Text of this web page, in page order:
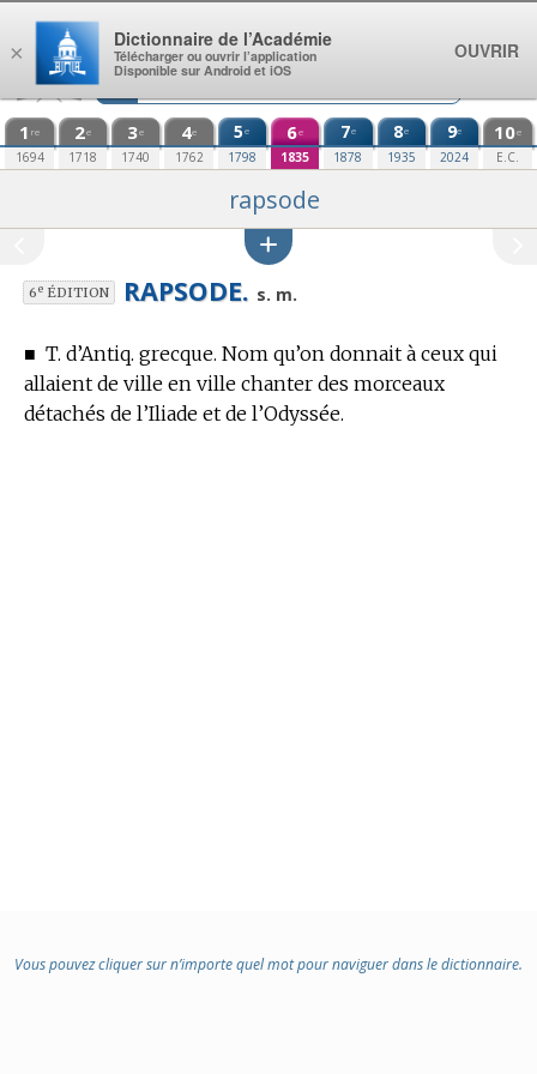
Aller au contenu
1 re
1694
2e
1718
3e
1740
4e
1762
5e
1798
6e
1835
7e
1878
8e
1935
9e
2024
10e
E.C.
rapsode
6eÉDITION RAPSODE. s. m.
■ T. d’Antiq. grecque. Nom qu’on donnait à ceux qui
allaient de ville en ville chanter des morceaux
détachés de l’Iliade et de l’Odyssée.
Vous pouvez cliquer sur n’importe quel mot pour naviguer dans le dictionnaire.
×
Dictionnaire de l’Académie
Télécharger ou ouvrir l’application
Disponible sur Android et iOS
OUVRIR